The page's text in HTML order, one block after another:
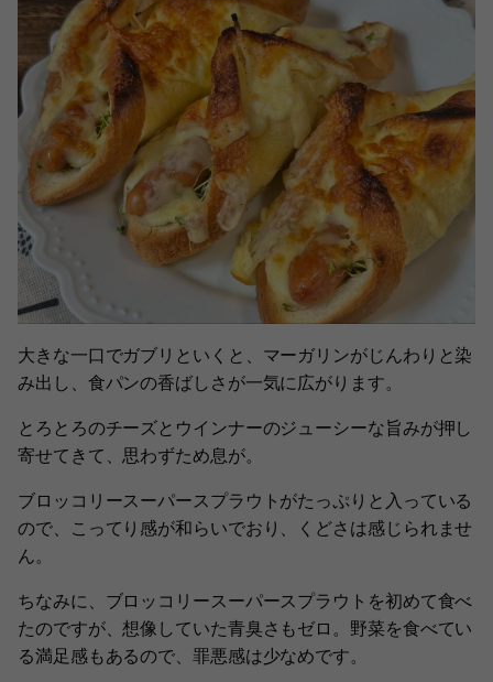
大きな一口でガブリといくと、マーガリンがじんわりと染
み出し、食パンの香ばしさが一気に広がります。
とろとろのチーズとウインナーのジューシーな旨みが押し
寄せてきて、思わずため息が。
ブロッコリースーパースプラウトがたっぷりと入っている
ので、こってり感が和らいでおり、くどさは感じられませ
ん。
ちなみに、ブロッコリースーパースプラウトを初めて食べ
たのですが、想像していた青臭さもゼロ。野菜を食べてい
る満足感もあるので、罪悪感は少なめです。